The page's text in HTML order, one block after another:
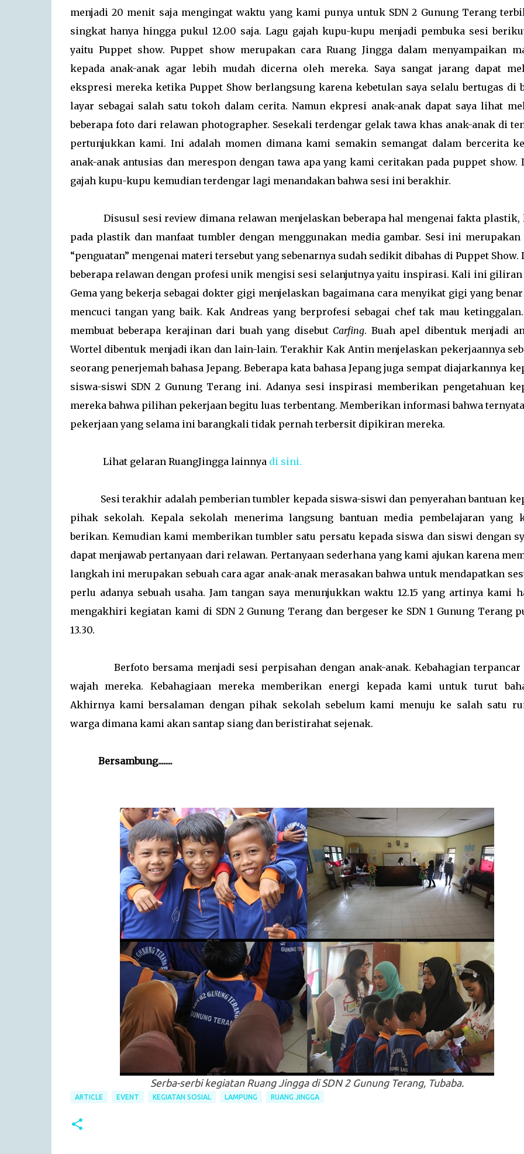
menjadi 20 menit saja mengingat waktu yang kami punya untuk SDN 2 Gunung Terang
singkat hanya hingga pukul 12.00 saja. Lagu gajah kupu-kupu menjadi pembuka sesi
yaitu Puppet show. Puppet show merupakan cara Ruang Jingga dalam menyampaikan
kepada anak-anak agar lebih mudah dicerna oleh mereka. Saya sangat jarang dapat
ekspresi mereka ketika Puppet Show berlangsung karena kebetulan saya selalu bertugas di
layar sebagai salah satu tokoh dalam cerita. Namun ekpresi anak-anak dapat saya lihat
beberapa foto dari relawan photographer. Sesekali terdengar gelak tawa khas anak-anak di
pertunjukkan kami. Ini adalah momen dimana kami semakin semangat dalam bercerita
anak-anak antusias dan merespon dengan tawa apa yang kami ceritakan pada puppet show.
gajah kupu-kupu kemudian terdengar lagi menandakan bahwa sesi ini berakhir.
Disusul sesi review dimana relawan menjelaskan beberapa hal mengenai fakta plastik,
pada plastik dan manfaat tumbler dengan menggunakan media gambar. Sesi ini merupakan
“penguatan” mengenai materi tersebut yang sebenarnya sudah sedikit dibahas di Puppet Show.
beberapa relawan dengan profesi unik mengisi sesi selanjutnya yaitu inspirasi. Kali ini giliran
Gema yang bekerja sebagai dokter gigi menjelaskan bagaimana cara menyikat gigi yang
mencuci tangan yang baik. Kak Andreas yang berprofesi sebagai chef tak mau
membuat beberapa kerajinan dari buah yang disebut Carfing. Buah apel dibentuk menjadi
Wortel dibentuk menjadi ikan dan lain-lain. Terakhir Kak Antin menjelaskan pekerjaannya
seorang penerjemah bahasa Jepang. Beberapa kata bahasa Jepang juga sempat diajarkannya
siswa-siswi SDN 2 Gunung Terang ini. Adanya sesi inspirasi memberikan pengetahuan
mereka bahwa pilihan pekerjaan begitu luas terbentang. Memberikan informasi bahwa
pekerjaan yang selama ini barangkali tidak pernah terbersit dipikiran mereka.
Lihat gelaran RuangJingga lainnya di sini.
Sesi terakhir adalah pemberian tumbler kepada siswa-siswi dan penyerahan bantuan
pihak sekolah. Kepala sekolah menerima langsung bantuan media pembelajaran yang
berikan. Kemudian kami memberikan tumbler satu persatu kepada siswa dan siswi dengan
dapat menjawab pertanyaan dari relawan. Pertanyaan sederhana yang kami ajukan karena
langkah ini merupakan sebuah cara agar anak-anak merasakan bahwa untuk mendapatkan
perlu adanya sebuah usaha. Jam tangan saya menunjukkan waktu 12.15 yang artinya kami
mengakhiri kegiatan kami di SDN 2 Gunung Terang dan bergeser ke SDN 1 Gunung Terang
13.30.
Berfoto bersama menjadi sesi perpisahan dengan anak-anak. Kebahagian terpancar
wajah mereka. Kebahagiaan mereka memberikan energi kepada kami untuk turut
Akhirnya kami bersalaman dengan pihak sekolah sebelum kami menuju ke salah satu
warga dimana kami akan santap siang dan beristirahat sejenak.
Bersambung........
Serba-serbi kegiatan Ruang Jingga di SDN 2 Gunung Terang, Tubaba.
ARTICLE EVENT KEGIATAN SOSIAL LAMPUNG RUANG JINGGA